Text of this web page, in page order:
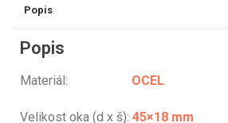
Popis
Popis
Materiál: OCEL
Velikost oka (d x š): 45×18 mm